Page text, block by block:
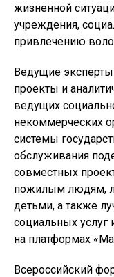
жизненной
учреждения,
привлечению
Ведущие
проекты и
ведущих
некоммерческих
системы
обслуживания
совместных
пожилым людям,
детьми, а также
социальных услуг
на платформах
Всероссийский